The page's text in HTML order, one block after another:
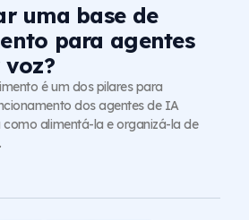
uma base de
para agentes
é um dos pilares para
dos agentes de IA
como alimentá-la e organizá-la de